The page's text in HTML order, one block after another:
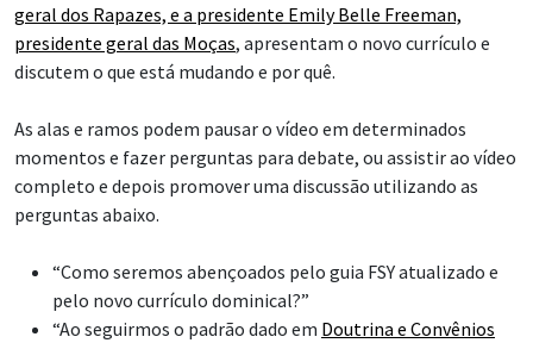
geral dos Rapazes, e a presidente Emily Belle Freeman,
presidente geral das Moças, apresentam o novo currículo e
discutem o que está mudando e por quê.
As alas e ramos podem pausar o vídeo em determinados
momentos e fazer perguntas para debate, ou assistir ao vídeo
completo e depois promover uma discussão utilizando as
perguntas abaixo.
“Como seremos abençoados pelo guia FSY atualizado e
pelo novo currículo dominical?”
“Ao seguirmos o padrão dado em Doutrina e Convênios